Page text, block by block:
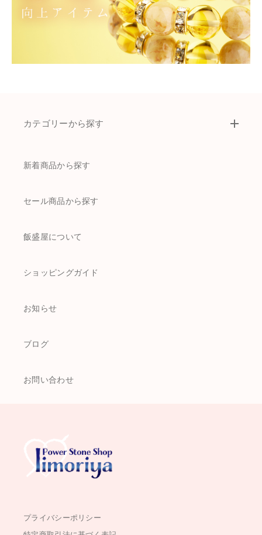
プライバシーポリシー
カテゴリーから探す
新着商品から探す
セール商品から探す
飯盛屋について
ショッピングガイド
お知らせ
ブログ
お問い合わせ